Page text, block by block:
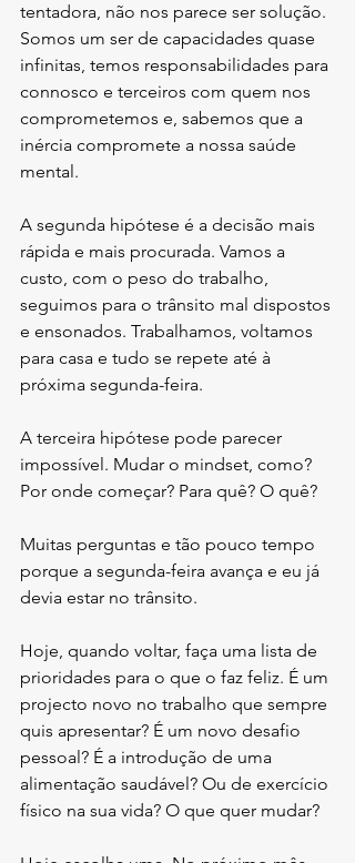
tentadora, não nos parece ser solução.
Somos um ser de capacidades quase
infinitas, temos responsabilidades para
connosco e terceiros com quem nos
comprometemos e, sabemos que a
inércia compromete a nossa saúde
mental.
A segunda hipótese é a decisão mais
rápida e mais procurada. Vamos a
custo, com o peso do trabalho,
seguimos para o trânsito mal dispostos
e ensonados. Trabalhamos, voltamos
para casa e tudo se repete até à
próxima segunda-feira.
A terceira hipótese pode parecer
impossível. Mudar o mindset, como?
Por onde começar? Para quê? O quê?
Muitas perguntas e tão pouco tempo
porque a segunda-feira avança e eu já
devia estar no trânsito.
Hoje, quando voltar, faça uma lista de
prioridades para o que o faz feliz. É um
projecto novo no trabalho que sempre
quis apresentar? É um novo desafio
pessoal? É a introdução de uma
alimentação saudável? Ou de exercício
físico na sua vida? O que quer mudar?